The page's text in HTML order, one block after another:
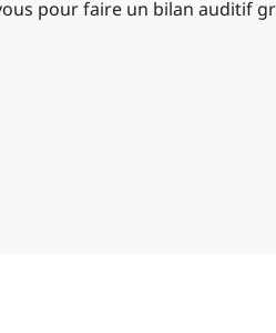
pour faire un bilan auditif